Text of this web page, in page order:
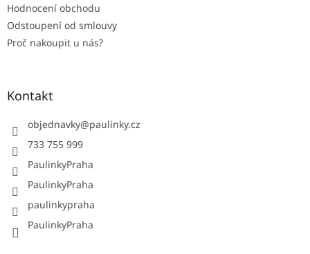
Hodnocení obchodu
Odstoupení od smlouvy
Proč nakoupit u nás?
Kontakt
objednavky@paulinky.cz
733 755 999
PaulinkyPraha
PaulinkyPraha
paulinkypraha
PaulinkyPraha